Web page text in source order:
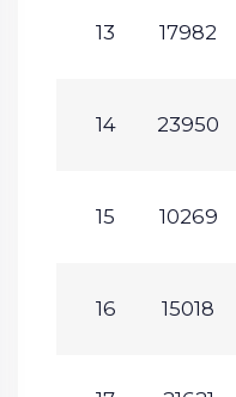
13 17982
14 23950
15 10269
16 15018